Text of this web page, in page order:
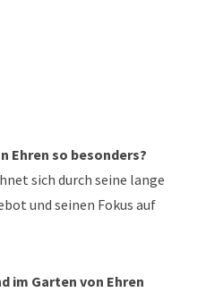
Ehren so besonders?
sich durch seine lange
und seinen Fokus auf
im Garten von Ehren